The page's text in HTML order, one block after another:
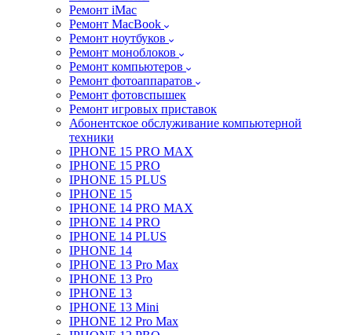
Ремонт iMac
Ремонт MacBook
Ремонт ноутбуков
Ремонт моноблоков
Ремонт компьютеров
Ремонт фотоаппаратов
Ремонт фотовспышек
Ремонт игровых приставок
Абонентское обслуживание компьютерной
техники
IPHONE 15 PRO MAX
IPHONE 15 PRO
IPHONE 15 PLUS
IPHONE 15
IPHONE 14 PRO MAX
IPHONE 14 PRO
IPHONE 14 PLUS
IPHONE 14
IPHONE 13 Pro Max
IPHONE 13 Pro
IPHONE 13
IPHONE 13 Mini
IPHONE 12 Pro Max